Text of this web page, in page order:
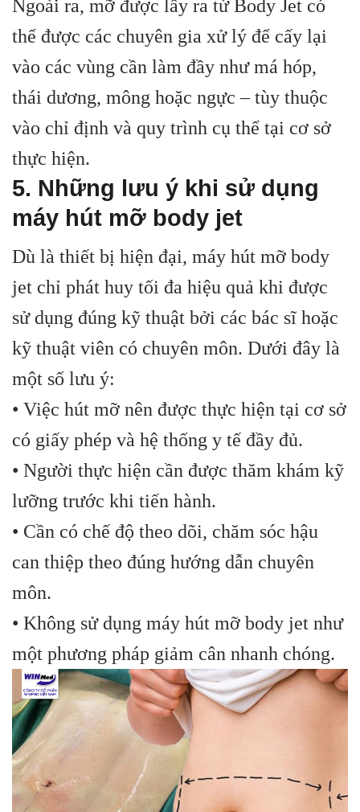
Ngoài ra, mỡ được lấy ra từ Body Jet có
thể được các chuyên gia xử lý để cấy lại
vào các vùng cần làm đầy như má hóp,
thái dương, mông hoặc ngực – tùy thuộc
vào chỉ định và quy trình cụ thể tại cơ sở
thực hiện.
5. Những lưu ý khi sử dụng
máy hút mỡ body jet
Dù là thiết bị hiện đại, máy hút mỡ body
jet chỉ phát huy tối đa hiệu quả khi được
sử dụng đúng kỹ thuật bởi các bác sĩ hoặc
kỹ thuật viên có chuyên môn. Dưới đây là
một số lưu ý:
• Việc hút mỡ nên được thực hiện tại cơ sở
có giấy phép và hệ thống y tế đầy đủ.
• Người thực hiện cần được thăm khám kỹ
lưỡng trước khi tiến hành.
• Cần có chế độ theo dõi, chăm sóc hậu
can thiệp theo đúng hướng dẫn chuyên
môn.
• Không sử dụng máy hút mỡ body jet như
một phương pháp giảm cân nhanh chóng.